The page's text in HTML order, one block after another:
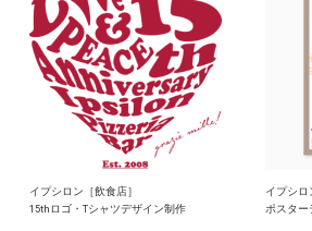
イプシロン［飲食店］
15thロゴ・Tシャツデザイン制作
イプシロ
ポスター